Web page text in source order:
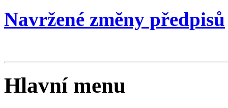
Navržené změny předpisů
Hlavní menu